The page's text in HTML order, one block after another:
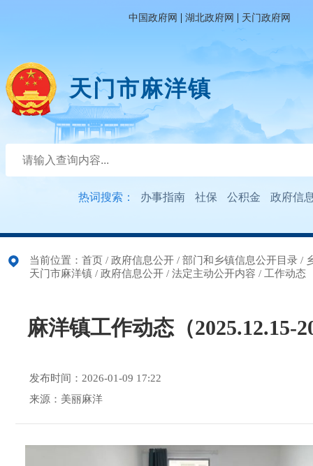
中国政府网 | 湖北政府网 | 天门政府网
天门市麻洋镇
热词搜索： 办事指南 社保 公积金 政府信
当前位置： 首页 / 政府信息公开 / 部门和乡镇信息公开目录 /
天门市麻洋镇 / 政府信息公开 / 法定主动公开内容 / 工作动态
麻洋镇工作动态（2025.12.15-
发布时间：2026-01-09 17:22
来源：美丽麻洋